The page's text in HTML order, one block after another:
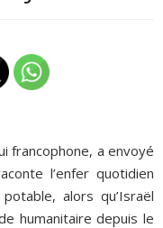
francophone, a envoyé
l’enfer quotidien
alors qu’Israël
humanitaire depuis le